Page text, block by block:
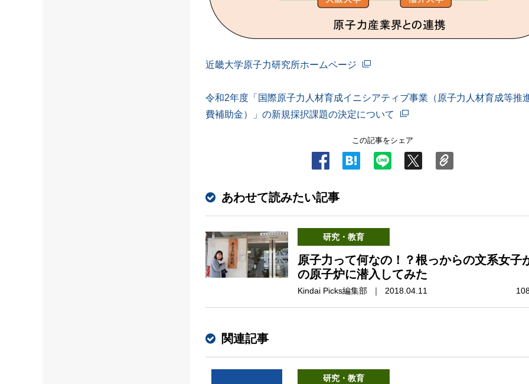
近畿大学原子力研究所ホームページ
令和2年度「国際原子力人材育成イニシアティブ事業（原子力人材育成等推
費補助金）」の新規採択課題の決定について
この記事をシェア
あわせて読みたい記事
研究・教育
原子力って何なの！？根っからの文系女子
の原子炉に潜入してみた
Kindai Picks編集部 ｜ 2018.04.11
関連記事
研究・教育